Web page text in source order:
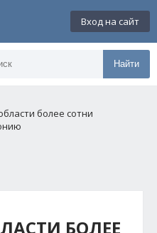
Вход на сайт
Найти
более сотни
БОЛЕЕ